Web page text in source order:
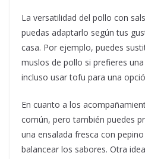
La versatilidad del pollo con
puedas adaptarlo según tus
casa. Por ejemplo, puedes
muslos de pollo si prefieres
incluso usar tofu para una
En cuanto a los
común, pero también puedes
una ensalada fresca con
balancear los sabores. Otra